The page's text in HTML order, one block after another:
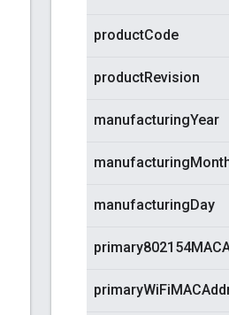
productCode
productRevision
manufacturingYear
manufacturingDay